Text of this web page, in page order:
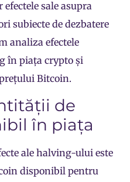
sale asupra
subiecte de dezbatere
analiza efectele
în piața crypto și
Bitcoin.
de
în piața
ale halving-ului este
disponibil pentru